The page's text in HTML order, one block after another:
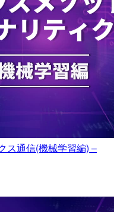
ス通信(機械学習編) –